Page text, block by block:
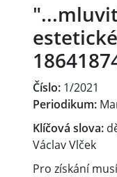
Číslo: 1/2021
Periodikum:
Klíčová slova:
Václav Vlček
Pro získání